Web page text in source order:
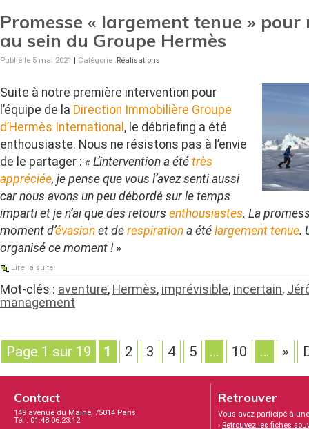
Promesse « largement tenue »
au sein du Groupe Hermès
Publié le 5 mai 2021 Catégorie : Réalisations
Suite à notre première intervention pour
l’équipe de la Direction Immobilière Groupe
d’Hermès International , le débriefing a été
enthousiaste. Nous ne résistons pas à l’envie
de le partager : « L’intervention a été très
appréciée, je pense que vous l’avez senti aussi
car nous avons un peu débordé sur le temps
imparti et je n’ai que des retours enthousiastes. La
moment d’évasion et de respiration a été largement tenue.
organisé ce moment ! »
Lire la suite
Mot-clés : aventure, Hermès, imprévisible, incertain,
management
Page 1 sur 19 1 2 3 4 5 … 10 … »
Contact
149 avenue du Maine, 75014 Paris
Tél : 01.48.06.23.12
Retrouver
Vous avez participé à
› Retrouvez les fiches